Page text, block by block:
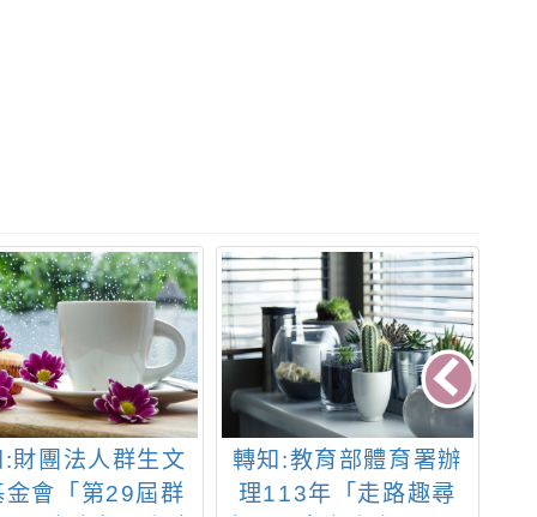
:財團法人群生文
金會「第29屆群
轉知:教育部體育署辦
理113年「走路趣尋